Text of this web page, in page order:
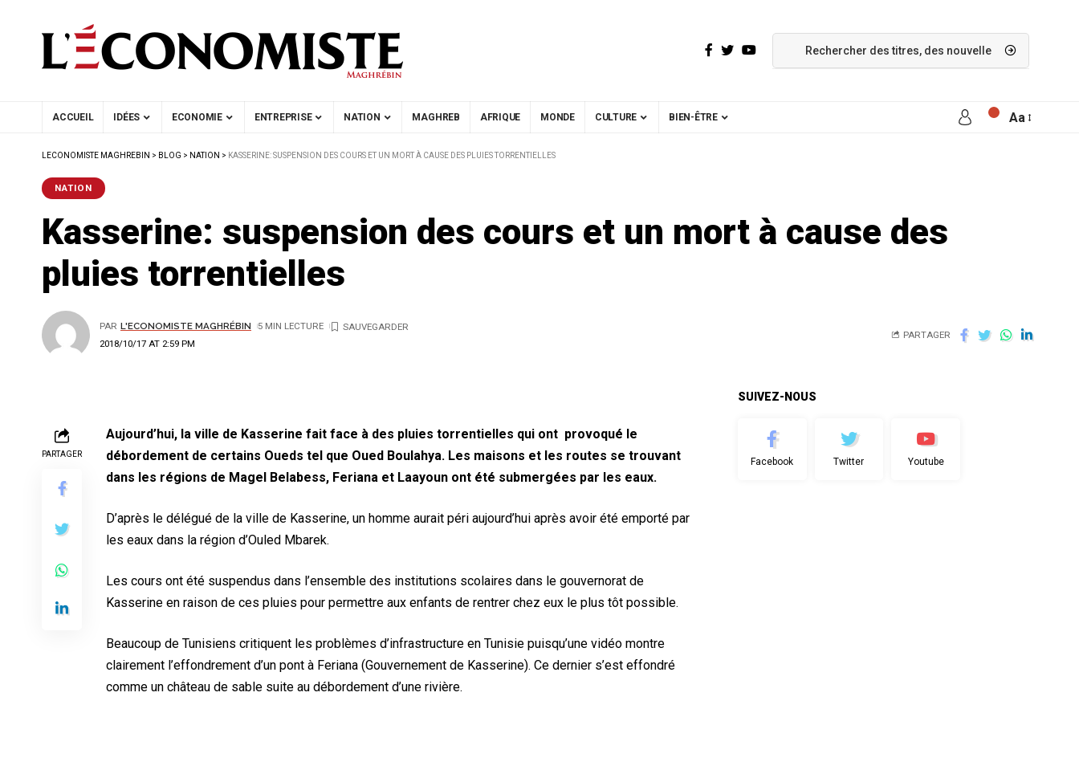
ACCUEIL IDÉES ECONOMIE ENTREPRISE NATION MAGHREB AFRIQUE MONDE CULTURE BIEN-ÊTRE Aa
LECONOMISTE MAGHREBIN > BLOG > NATION > KASSERINE: SUSPENSION DES COURS ET UN MORT À CAUSE DES PLUIES TORRENTIELLES
NATION
Kasserine: suspension des cours et un mort à cause des
pluies torrentielles
2018/10/17 AT 2:59 PM
PAR L'ECONOMISTE MAGHRÉBIN 5 MIN LECTURE
PARTAGER
PARTAGER
Aujourd’hui, la ville de Kasserine fait face à des pluies torrentielles qui ont provoqué le
débordement de certains Oueds tel que Oued Boulahya. Les maisons et les routes se trouvant
dans les régions de Magel Belabess, Feriana et Laayoun ont été submergées par les eaux.
D’après le délégué de la ville de Kasserine, un homme aurait péri aujourd’hui après avoir été emporté par
les eaux dans la région d’Ouled Mbarek.
Les cours ont été suspendus dans l’ensemble des institutions scolaires dans le gouvernorat de
Kasserine en raison de ces pluies pour permettre aux enfants de rentrer chez eux le plus tôt possible.
Beaucoup de Tunisiens critiquent les problèmes d’infrastructure en Tunisie puisqu’une vidéo montre
clairement l’effondrement d’un pont à Feriana (Gouvernement de Kasserine). Ce dernier s’est effondré
comme un château de sable suite au débordement d’une rivière.
SUIVEZ-NOUS
Facebook Twitter Youtube